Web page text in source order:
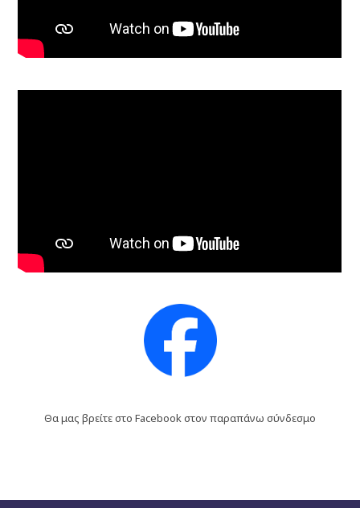
Θα μας βρείτε στο Facebook στον παραπάνω σύνδεσμο